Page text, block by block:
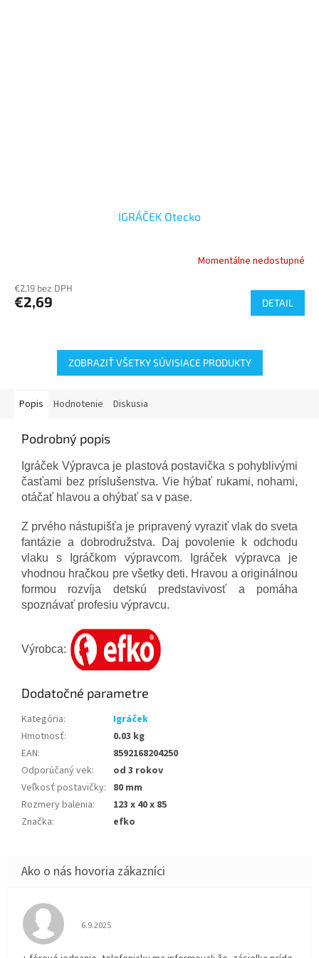
IGRÁČEK Otecko
Momentálne nedostupné
€2,19 bez DPH
€2,69 DETAIL
ZOBRAZIŤ VŠETKY SÚVISIACE PRODUKTY
Popis Hodnotenie Diskusia
Podrobný popis
Igráček Výpravca je plastová postavička s pohyblivými
časťami bez príslušenstva. Vie hýbať rukami, nohami,
otáčať hlavou a ohýbať sa v pase.
Z prvého nástupišťa je pripravený vyraziť vlak do sveta
fantázie a dobrodružstva. Daj povolenie k odchodu
vlaku s Igráčkom výpravcom. Igráček výpravca je
vhodnou hračkou pre všetky deti. Hravou a originálnou
formou rozvíja detskú predstavivosť a pomáha
spoznávať profesiu výpravcu.
Výrobca:
Dodatočné parametre
Kategória:
Igráček
Hmotnosť:
0.03 kg
EAN:
8592168204250
Odporúčaný vek:
od 3 rokov
Veľkosť postavičky: 80 mm
Rozmery balenia:
123 x 40 x 85
Značka: efko
Hodnotenie obchodu je 5 z 5 hviezdičiek.
6.9.2025